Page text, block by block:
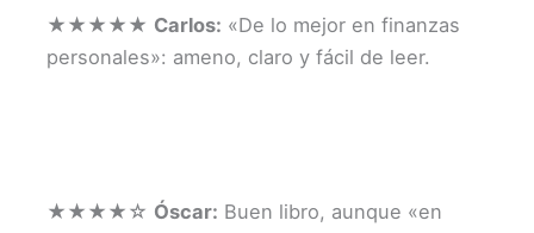
★★★★★ Carlos: «De lo mejor en finanzas
personales»: ameno, claro y fácil de leer.
★★★★☆ Óscar: Buen libro, aunque «en